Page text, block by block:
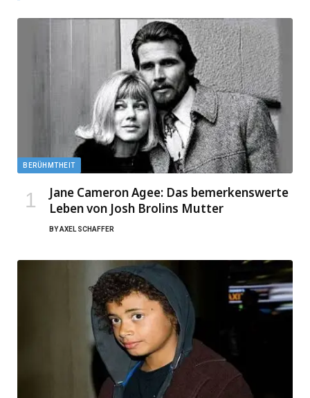
BERÜHMTHEIT
Jane Cameron Agee: Das bemerkenswerte
Leben von Josh Brolins Mutter
BYAXEL SCHAFFER